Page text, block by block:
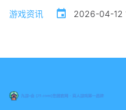
游戏资讯 2026-04-12